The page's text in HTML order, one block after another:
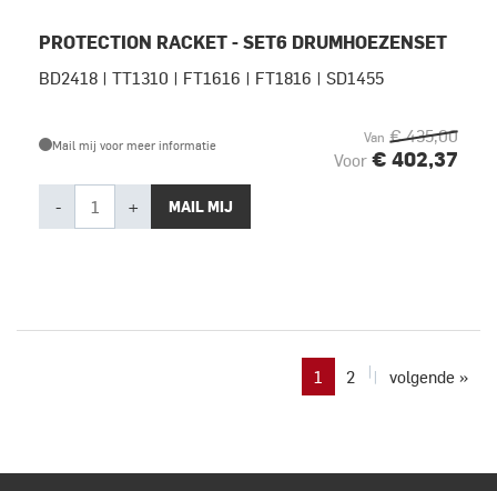
PROTECTION RACKET - SET6 DRUMHOEZENSET
BD2418 | TT1310 | FT1616 | FT1816 | SD1455
Mail mij voor meer informatie Van € 435,00
Voor € 402,37
- + MAIL MIJ
1 2 volgende »